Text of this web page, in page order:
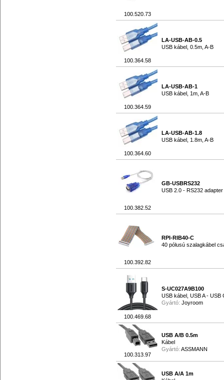
100.520.73
100.364.58
LA-USB-AB-0.5
USB kábel, 0.5m, A-B
100.364.59
LA-USB-AB-1
USB kábel, 1m, A-B
100.364.60
LA-USB-AB-1.8
USB kábel, 1.8m, A-B
100.382.52
GB-USBRS232
USB 2.0 - RS232 adapter
100.392.82
RPI-RIB40-C
40 pólusú szalagkábel
100.469.68
S-UC027A9B100
USB kábel, USB A - USB
Gyártó: Joyroom
100.313.97
USB A/B 0.5m
Kábel
Gyártó: ASSMANN
USB A/A 1m